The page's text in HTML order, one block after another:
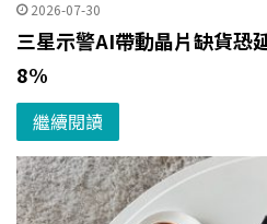
2026-07-30
三星示警AI帶動晶片缺貨恐
8%
繼續閱讀